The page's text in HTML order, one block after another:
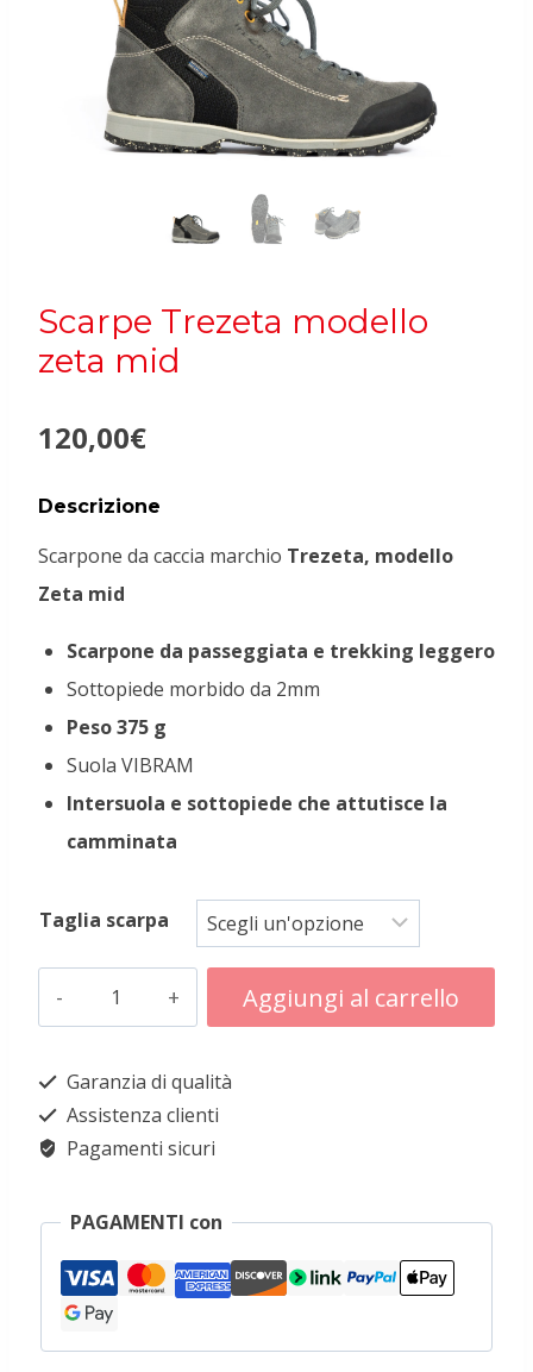
Scarpe Trezeta modello
zeta mid
120,00€
Descrizione
Scarpone da caccia marchio Trezeta, modello
Zeta mid
Scarpone da passeggiata e trekking leggero
Sottopiede morbido da 2mm
Peso 375 g
Suola VIBRAM
Intersuola e sottopiede che attutisce la
camminata
Taglia scarpa
Trezeta
mid
Aggiungi al carrello
Garanzia di qualità
Assistenza clienti
Pagamenti sicuri
PAGAMENTI con